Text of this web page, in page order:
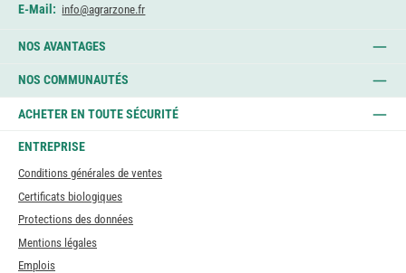
E-Mail: info@agrarzone.fr
NOS AVANTAGES
NOS COMMUNAUTÉS
ACHETER EN TOUTE SÉCURITÉ
ENTREPRISE
Conditions générales de ventes
Certificats biologiques
Protections des données
Mentions légales
Emplois